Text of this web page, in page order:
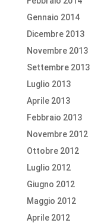
Gennaio 2014
Dicembre 2013
Novembre 2013
Settembre 2013
Luglio 2013
Aprile 2013
Febbraio 2013
Novembre 2012
Ottobre 2012
Luglio 2012
Giugno 2012
Maggio 2012
Aprile 2012